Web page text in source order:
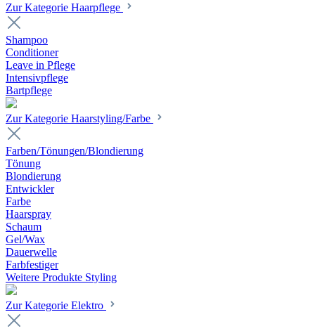
Zur Kategorie Haarpflege
Shampoo
Conditioner
Leave in Pflege
Intensivpflege
Bartpflege
Zur Kategorie Haarstyling/Farbe
Farben/Tönungen/Blondierung
Tönung
Blondierung
Entwickler
Farbe
Haarspray
Schaum
Gel/Wax
Dauerwelle
Farbfestiger
Weitere Produkte Styling
Zur Kategorie Elektro